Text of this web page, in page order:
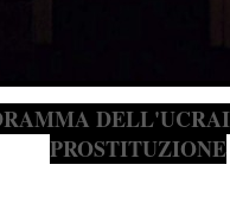
PROSTITUZIONE